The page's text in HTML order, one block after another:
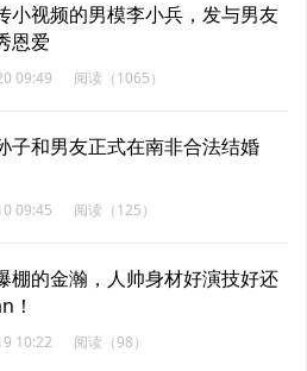
小视频的男模李小兵，发与男友
恩爱
09:49 阅读（1065）
子和男友正式在南非合法结婚
09:45 阅读（125）
棚的金瀚，人帅身材好演技好还
！
10:22 阅读（98）